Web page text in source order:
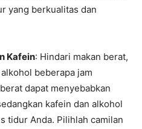
yang berkualitas dan
Kafein: Hindari makan berat,
beberapa jam
dapat menyebabkan
kafein dan alkohol
tidur Anda. Pilihlah camilan